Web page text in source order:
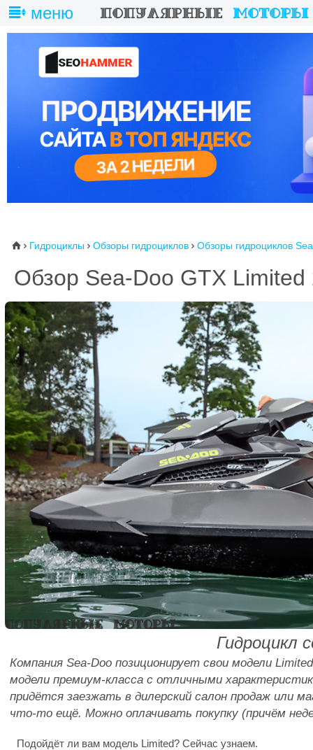
меню
⌂  Гидроциклы  Обзоры гидроциклов  Обзоры гидроциклов
Обзор Sea-Doo GTX Limited
Гидроцикл
Компания Sea-Doo позиционирует свои модели
модели премиум-класса с отличными
придётся заезжать в дилерский салон продаж или
что-то ещё. Можно оплачивать покупку (причём
Подойдёт ли вам модель Limited? Сейчас узнаем.